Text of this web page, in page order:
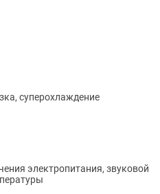
суперохлаждение
электропитания, звуковой